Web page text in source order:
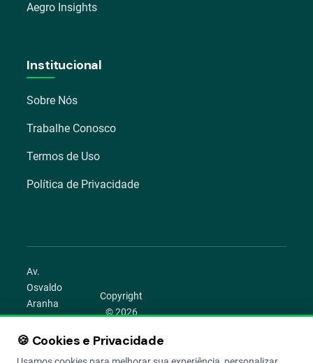
Aegro Insights
Institucional
Sobre Nós
Trabalhe Conosco
Termos de Uso
Política de Privacidade
Av.
Osvaldo
Aranha
1022 –
Bom
Copyright
© 2026
Todos os
direitos
🍪 Cookies e Privacidade